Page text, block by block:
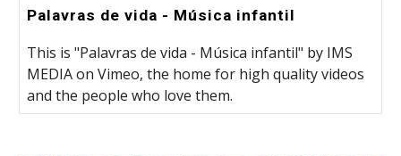
Palavras de vida - Música infantil
This is "Palavras de vida - Música infantil" by IMS
MEDIA on Vimeo, the home for high quality videos
and the people who love them.